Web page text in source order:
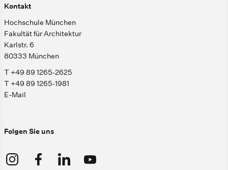
Kontakt
Hochschule München
Fakultät für Architektur
Karlstr. 6
80333 München
T +49 89 1265-2625
T +49 89 1265-1981
E-Mail
Folgen Sie uns